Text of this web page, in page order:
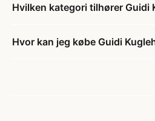
Hvilken kategori tilhører Guidi
Hvor kan jeg købe Guidi